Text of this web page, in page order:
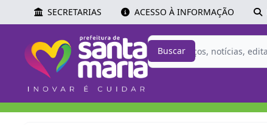
SECRETARIAS ACESSO À INFORMAÇÃO
Buscar